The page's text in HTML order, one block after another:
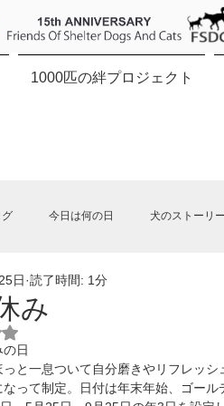
1000匹の絆プロジェクト
グ 今日は何の日 犬のストーリー
犬猫応援団NEWS
み
日 読了時間: 1分
のうちNaNと評価されています。
の日
っと一息ついて自分磨きやリフレッ
なって制定。日付は年末年始、ゴー